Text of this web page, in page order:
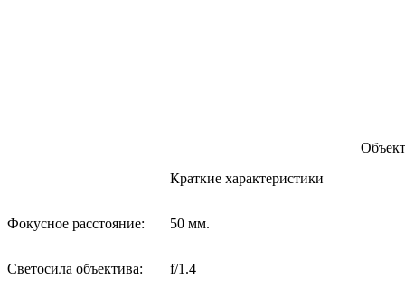
Краткие характеристики
Фокусное расстояние: 50 мм.
Светосила объектива: f/1.4